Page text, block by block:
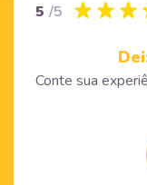
5 /5
Conte sua